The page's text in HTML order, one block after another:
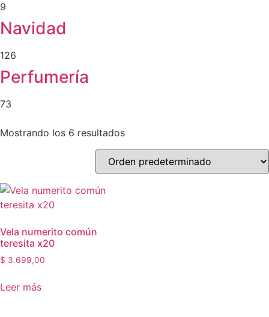
9
Navidad
126
Perfumería
73
Mostrando los 6 resultados
Vela numerito común
teresita x20
$ 3.699,00
Leer más